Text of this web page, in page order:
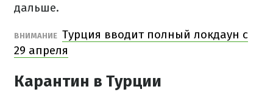
дальше.
ВНИМАНИЕ Турция вводит полный локдаун с
29 апреля
Карантин в Турции